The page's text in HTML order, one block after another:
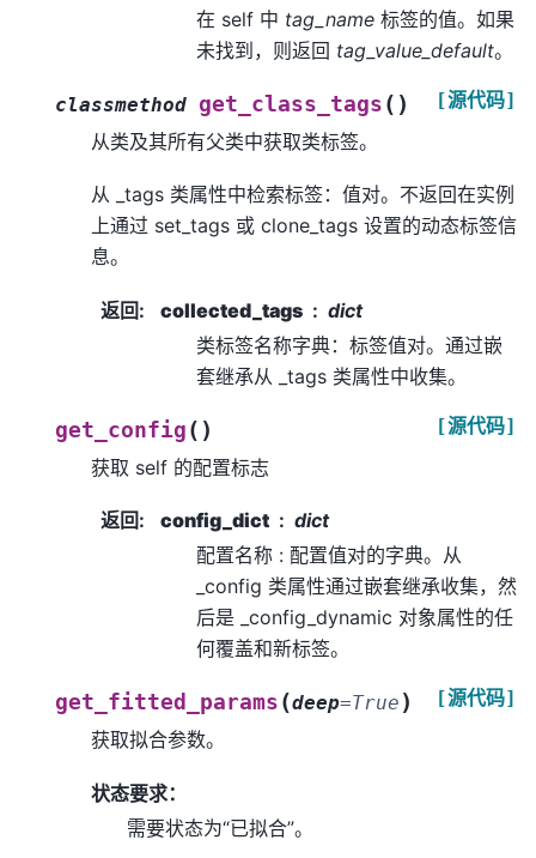
在 self 中 tag_name 标签的值。如果
未找到，则返回 tag_value_default。
classmethod get_class_tags ( ) [源代码]
从类及其所有父类中获取类标签。
从 _tags 类属性中检索标签：值对。不返回在实例
上通过 set_tags 或 clone_tags 设置的动态标签信
息。
返回: collected_tags
dict
类标签名称字典：标签值对。通过嵌
套继承从 _tags 类属性中收集。
get_config ( ) [源代码]
获取 self 的配置标志
返回: config_dict
dict
配置名称 : 配置值对的字典。从
_config 类属性通过嵌套继承收集，然
后是 _config_dynamic 对象属性的任
何覆盖和新标签。
get_fitted_params (deep=True ) [源代码]
获取拟合参数。
状态要求：
需要状态为“已拟合”。